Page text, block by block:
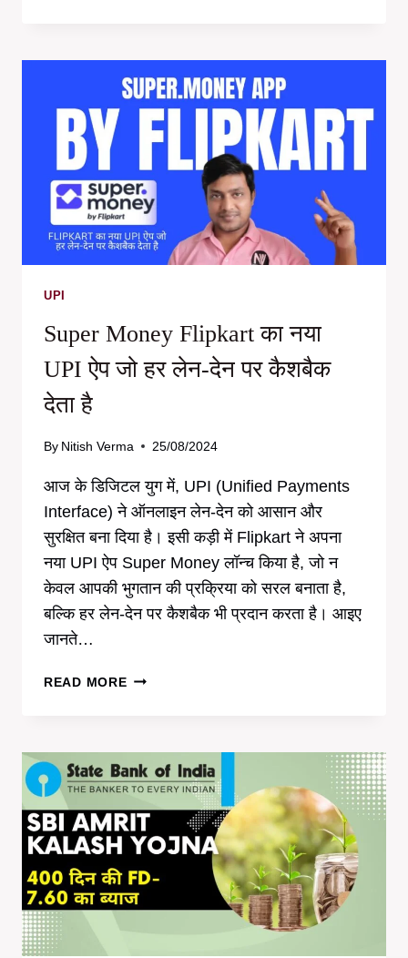
पाएं
POPCOINS
UPI
Super Money Flipkart का नया
UPI ऐप जो हर लेन-देन पर कैशबैक
देता है
By Nitish Verma 25/08/2024
आज के डिजिटल युग में, UPI (Unified Payments
Interface) ने ऑनलाइन लेन-देन को आसान और
सुरक्षित बना दिया है। इसी कड़ी में Flipkart ने अपना
नया UPI ऐप Super Money लॉन्च किया है, जो न
केवल आपकी भुगतान की प्रक्रिया को सरल बनाता है,
बल्कि हर लेन-देन पर कैशबैक भी प्रदान करता है। आइए
जानते…
READ MORESUPER
नया
UPI
जो
हर
देन
पर